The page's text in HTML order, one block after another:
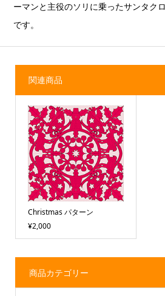
ーマンと主役のソリに乗ったサンタク
です。
関連商品
Christmas パターン
¥2,000
商品カテゴリー